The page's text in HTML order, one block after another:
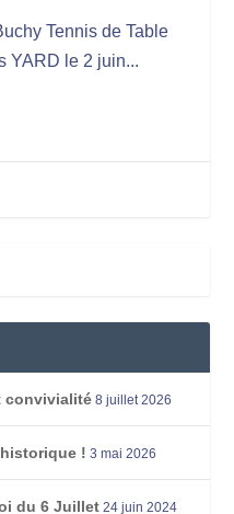
Tennis de Table
YARD le 2 juin...
convivialité 8 juillet 2026
! 3 mai 2026
du 6 Juillet 24 juin 2024